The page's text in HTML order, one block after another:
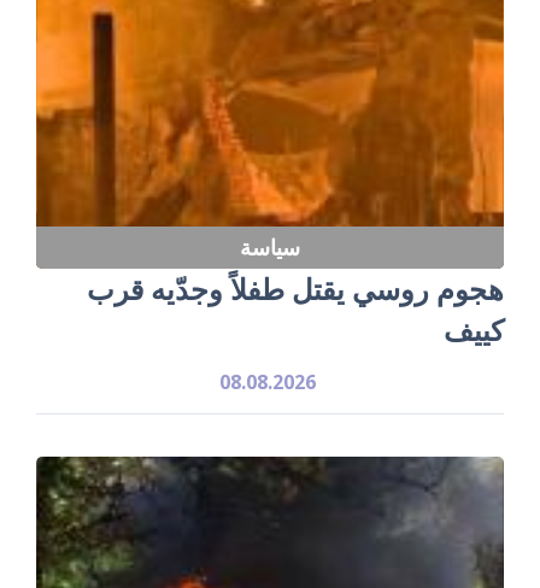
سياسة
هجوم روسي يقتل طفلاً وجدّيه قرب
كييف
08.08.2026